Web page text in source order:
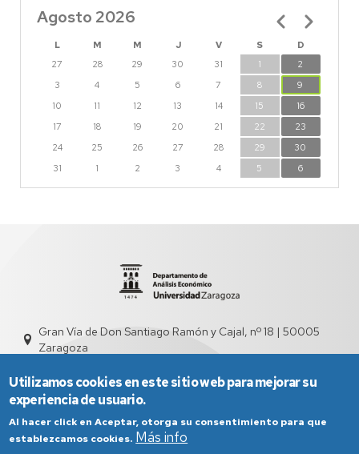
Agosto 2026
L M M J V S
D
27
28 29 30 31 1
2
3
4 5 6 7 8
9
10
11 12 13 14 15
16
17
18 19 20 21 22
23
24
25 26 27 28 29
30
31
1 2 3 4 5 6
Paginación
Gran Vía de Don Santiago Ramón y Cajal, nº 18 | 50005
Zaragoza
Utilizamos cookies en este sitio web para mejorar su
experiencia de usuario.
Al hacer click en Aceptar, otorga su consentimiento para que
establezcamos cookies. Más info